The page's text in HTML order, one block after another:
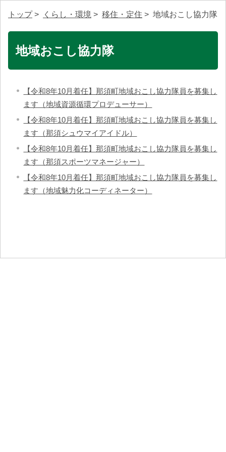
トップ> くらし・環境 > 移住・定住 > 地域おこし協力隊
地域おこし協力隊
【令和8年10月着任】那須町地域おこし協力隊員を募集し
ます（地域資源循環プロデューサー）
【令和8年10月着任】那須町地域おこし協力隊員を募集し
ます（那須シュウマイアイドル）
【令和8年10月着任】那須町地域おこし協力隊員を募集し
ます（那須スポーツマネージャー）
【令和8年10月着任】那須町地域おこし協力隊員を募集し
ます（地域魅力化コーディネーター）